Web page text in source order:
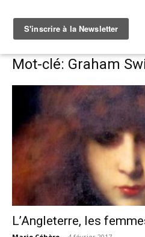
Mot-clé: Graham
L’Angleterre, les